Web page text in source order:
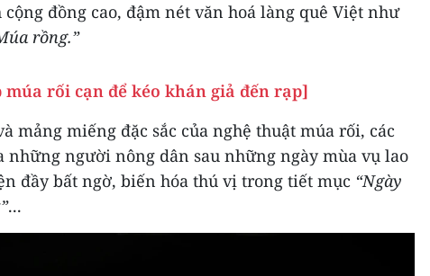
đồng cao, đậm nét văn hoá làng quê Việt như
rồng.”
rối cạn để kéo khán giả đến rạp]
mảng miếng đặc sắc của nghệ thuật múa rối, các
những người nông dân sau những ngày mùa vụ lao
đầy bất ngờ, biến hóa thú vị trong tiết mục “Ngày
...